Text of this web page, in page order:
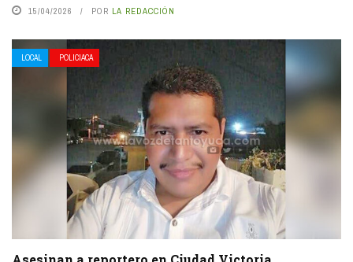
15/04/2026 POR LA REDACCIÓN
LOCAL POLICIACA